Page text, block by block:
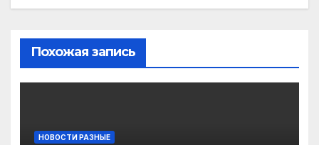
Похожая запись
НОВОСТИ РАЗНЫЕ